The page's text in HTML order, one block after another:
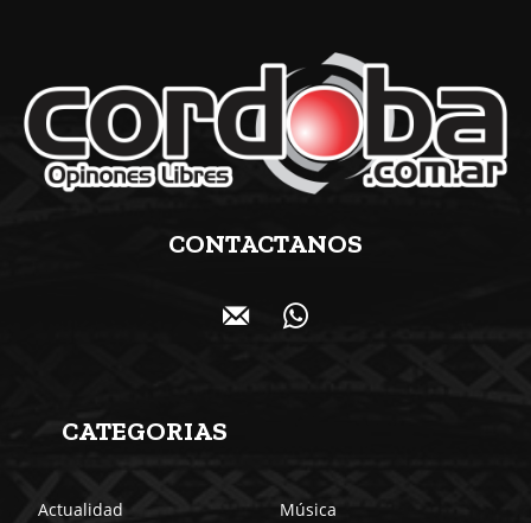
CONTACTANOS
CATEGORIAS
Actualidad
Música